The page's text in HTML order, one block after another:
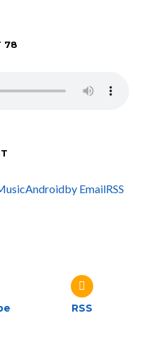
78
Androidby EmailRSS
RSS